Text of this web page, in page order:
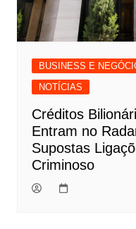
BUSINESS E
NOTÍCIAS
Créditos
Entram no
Supostas
Criminoso